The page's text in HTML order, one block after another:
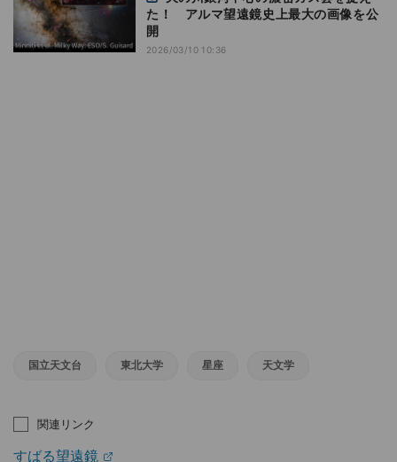
た！ アルマ望遠鏡史上最大の画像を公
開
2026/03/10 10:36
国立天文台 東北大学 星座 天文学
関連リンク
すばる望遠鏡